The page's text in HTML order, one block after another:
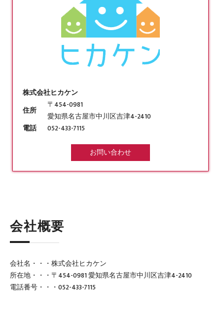
株式会社ヒカケン
住所
〒454-0981
愛知県名古屋市中川区吉津4-2410
電話
052-433-7115
お問い合わせ
会社概要
会社名・・・株式会社ヒカケン
所在地・・・〒454-0981 愛知県名古屋市中川区吉津4-2410
電話番号・・・052-433-7115